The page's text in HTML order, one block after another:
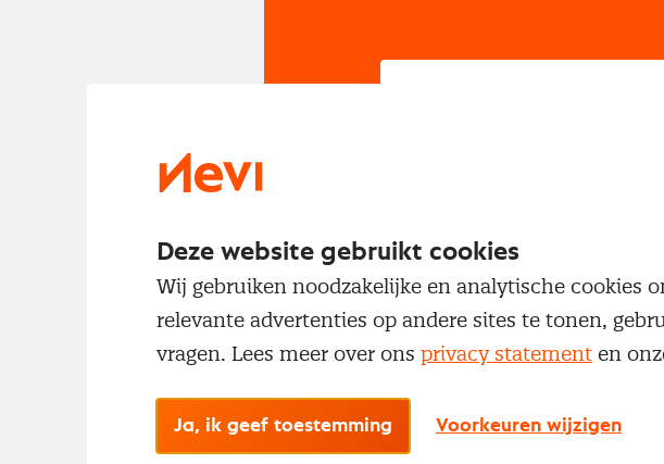
Deze website gebruikt cookies
Wij gebruiken noodzakelijke en analytische cookies
relevante advertenties op andere sites te tonen,
vragen. Lees meer over ons privacy statement en
Ja, ik geef toestemming Voorkeuren wijzigen